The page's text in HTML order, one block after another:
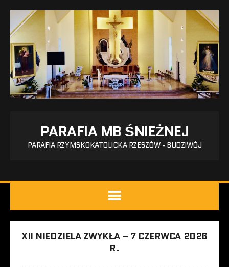
PARAFIA MB ŚNIEŻNEJ
PARAFIA RZYMSKOKATOLICKA RZESZÓW - BUDZIWÓJ
XII NIEDZIELA ZWYKŁA – 7 CZERWCA 2026
R.